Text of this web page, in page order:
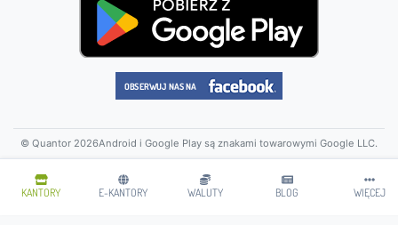
KANTORY E-KANTORY WALUTY BLOG WIĘCEJ
© Quantor 2026Android i Google Play są znakami towarowymi Google LLC.